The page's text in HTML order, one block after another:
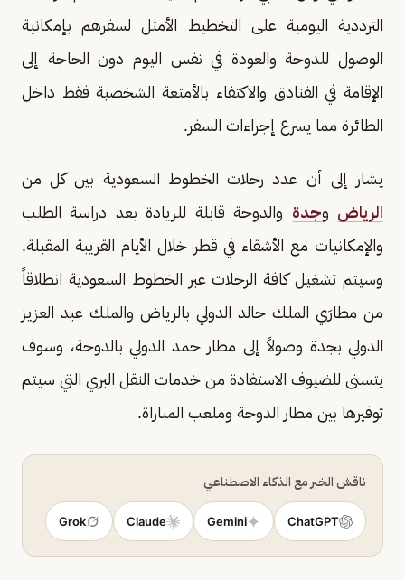
الترددية اليومية على التخطيط الأمثل لسفرهم بإمكانية
الوصول للدوحة والعودة في نفس اليوم دون الحاجة إلى
الإقامة في الفنادق والاكتفاء بالأمتعة الشخصية فقط داخل
الطائرة مما يسرع إجراءات السفر.
يشار إلى أن عدد رحلات الخطوط السعودية بين كل من
الرياض وجدة والدوحة قابلة للزيادة بعد دراسة الطلب
والإمكانيات مع الأشقاء في قطر خلال الأيام القريبة المقبلة.
وسيتم تشغيل كافة الرحلات عبر الخطوط السعودية انطلاقاً
من مطارَي الملك خالد الدولي بالرياض والملك عبد العزيز
الدولي بجدة وصولاً إلى مطار حمد الدولي بالدوحة، وسوف
يتسنى للضيوف الاستفادة من خدمات النقل البري التي سيتم
توفيرها بين مطار الدوحة وملعب المباراة.
ناقش الخبر مع الذكاء الاصطناعي
ChatGPT
Gemini
Claude
Grok